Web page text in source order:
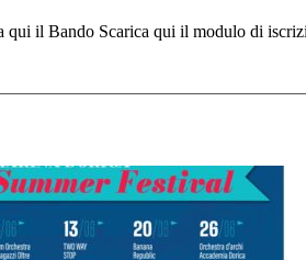
qui il Bando Scarica qui il modulo di